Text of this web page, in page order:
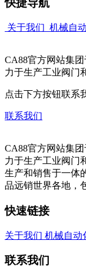
快捷导航
关于我们 机械自
CA88官方网站集
力于生产工业阀门
点击下方按钮联系
联系我们
CA88官方网站集
力于生产工业阀门
生产和销售于一体
品远销世界各地，
快速链接
关于我们 机械自动
联系我们